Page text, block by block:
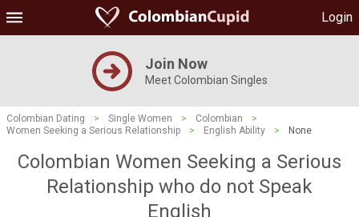
Login
Join Now
Meet Colombian Singles
Colombian Dating > Single Women > Colombian
>
Women Seeking a Serious Relationship
> English Ability > None
Colombian Women Seeking a Serious
Relationship who do not Speak
English